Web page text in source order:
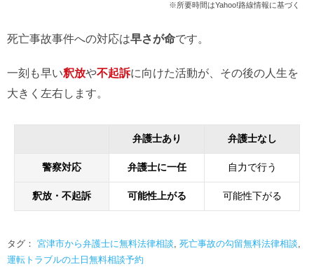
※所要時間はYahoo!路線情報に基づく
死亡事故事件への対応は早さが命です。
一刻も早い釈放や不起訴に向けた活動が、その後の人生を
大きく左右します。
弁護士あり 弁護士なし
警察対応 弁護士に一任 自力で行う
釈放・不起訴 可能性上がる 可能性下がる
タグ： 宮津市から弁護士に無料法律相談, 死亡事故の勾留無料法律相談,
運転トラブルの土日無料相談予約